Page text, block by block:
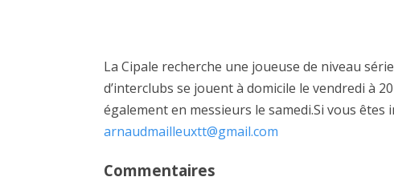
La Cipale recherche une joueuse de niveau
d’interclubs se jouent à domicile le vendredi à
également en messieurs le samedi.Si vous
arnaudmailleuxtt@gmail.com
Commentaires